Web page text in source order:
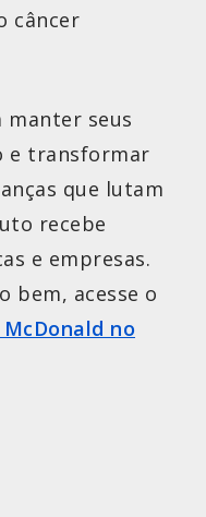
câncer
seus
e transformar
que lutam
recebe
e empresas.
bem, acesse o
no